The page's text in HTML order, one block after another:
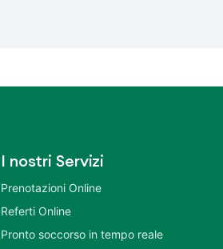
I nostri Servizi
Prenotazioni Online
Referti Online
Pronto soccorso in tempo reale